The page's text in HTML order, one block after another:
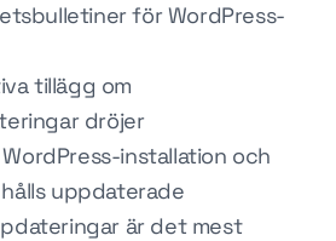
för WordPress-
tillägg om
dröjer
installation och
uppdaterade
är det mest